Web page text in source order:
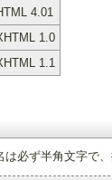
4.01
1.0
1.1
必ず半角文字で